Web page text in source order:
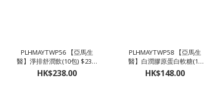
PLHMAYTWP56 【亞馬生
醫】淨排舒潤飲(10包) $238/
盒;3盒以上$218/盒,;6盒以上
$198/盒
HK$238.00
PLHMAYTWP58 【亞馬生
醫】白潤膠原蛋白軟糖(15
粒) $148/包;3包以上$138/
包;6包以上$118/包
HK$148.00